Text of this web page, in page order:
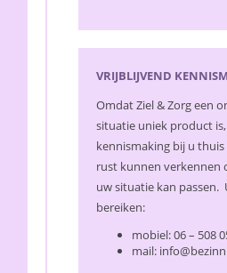
VRIJBLIJVEND
Omdat Ziel & Zorg een
situatie uniek product
kennismaking bij u
rust kunnen verkennen
uw situatie kan passen.
bereiken:
mobiel: 06 – 508
mail: